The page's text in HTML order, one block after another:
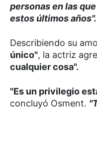
personas en las
estos últimos años".
Describiendo su
único", la actriz
cualquier cosa".
"Es un privilegio
concluyó Osment.